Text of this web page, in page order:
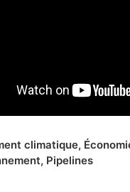
climatique,
, Pipelines